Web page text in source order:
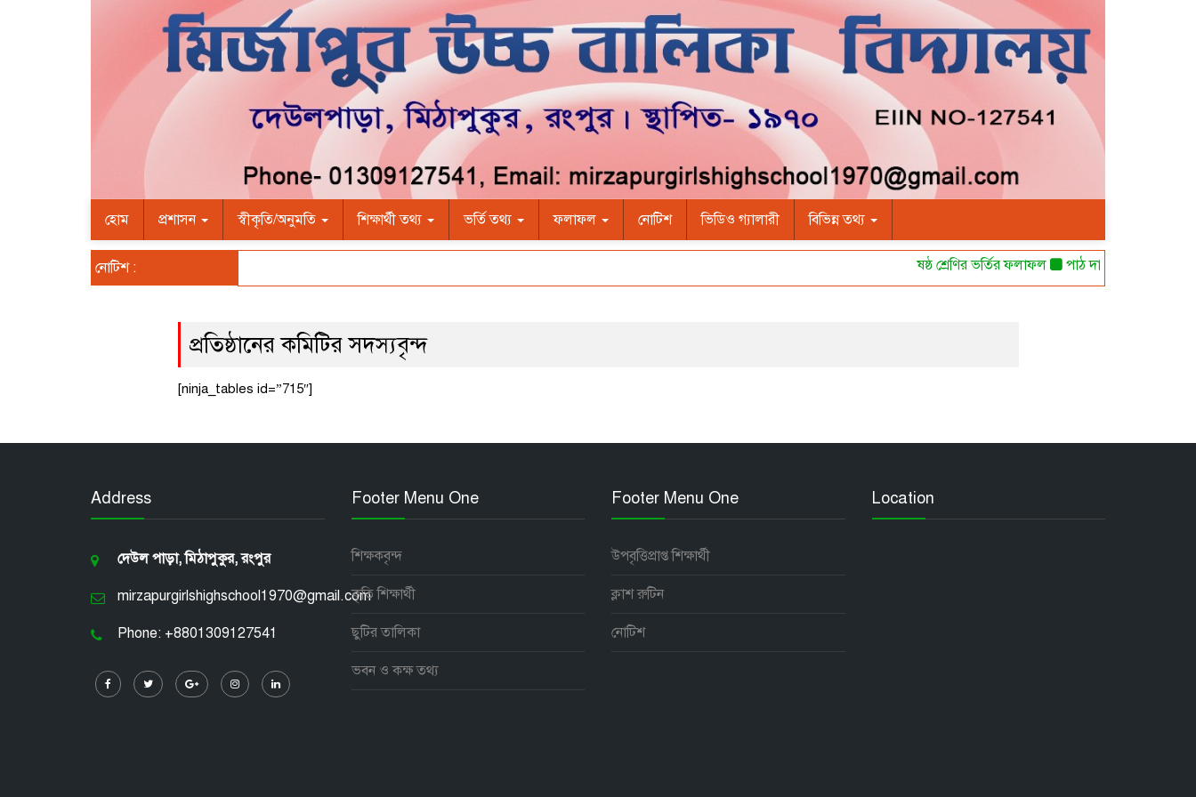
হোম প্রশাসন স্বীকৃতি/অনুমতি শিক্ষার্থী তথ্য ভর্তি তথ্য ফলাফল নোটিশ ভিডিও গ্যালারী বিভিন্ন তথ্য
নোটিশ : ষষ্ঠ শ্রেণির ভর্তির ফলাফল পাঠ দানের অনুমতি পত্র
প্রতিষ্ঠানের কমিটির সদস্যবৃন্দ
[ninja_tables id=”715″]
Address
দেউল পাড়া, মিঠাপুকুর, রংপুর
mirzapurgirlshighschool1970@gmail.com
Phone: +8801309127541
Footer Menu One
শিক্ষকবৃন্দ
কৃতি শিক্ষার্থী
ছুটির তালিকা
ভবন ও কক্ষ তথ্য
Footer Menu One
উপবৃত্তিপ্রাপ্ত শিক্ষার্থী
ক্লাশ রুটিন
নোটিশ
Location